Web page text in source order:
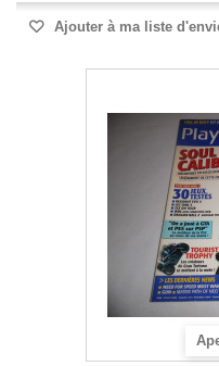
Ajouter à ma liste